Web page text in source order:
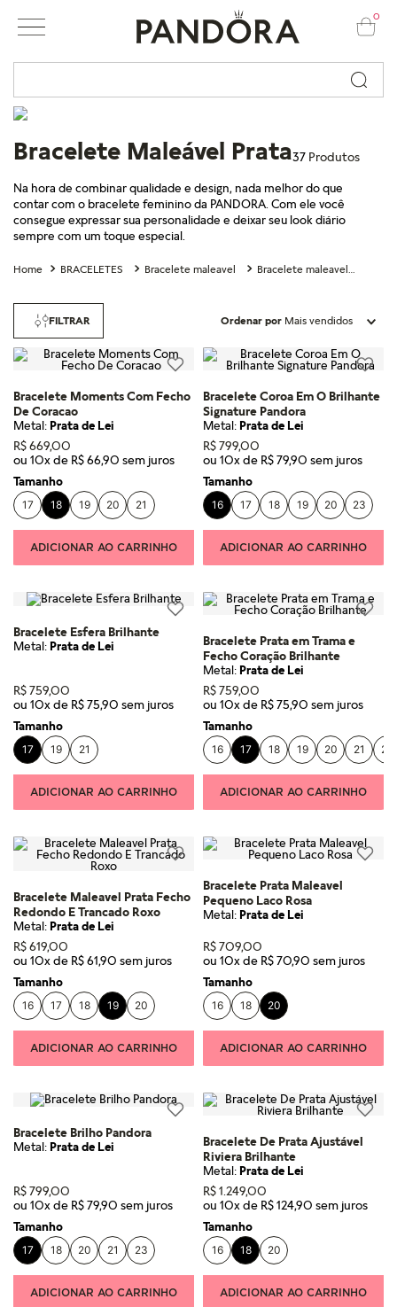
0
Busque por nome ou código...
Bracelete Maleável Prata37 Produtos
Na hora de combinar qualidade e design, nada melhor do que
contar com o bracelete feminino da PANDORA. Com ele você
consegue expressar sua personalidade e deixar seu look diário
sempre com um toque especial.
BRACELETES Bracelete maleavel
FILTRAR Ordenar por Mais vendidos
Bracelete Moments Com Fecho
De Coracao
Metal:Prata de Lei
R$669,00
ou 10x de R$66,90
Tamanho
17 18 19 20 21
ADICIONAR AO CARRINHO
Bracelete Coroa Em O Brilhante
Signature Pandora
Metal:Prata de Lei
R$799,00
ou 10x de R$79,90
Tamanho
16 17 18 19 20 23
ADICIONAR AO CARRINHO
Bracelete Esfera Brilhante
Metal:Prata de Lei
R$759,00
ou 10x de R$75,90
Tamanho
17 19 21
ADICIONAR AO CARRINHO
Bracelete Prata em Trama e
Fecho Coração Brilhante
Metal:Prata de Lei
R$759,00
ou 10x de R$75,90
Tamanho
16 17 18 19 20 21 23
ADICIONAR AO CARRINHO
Bracelete Maleavel Prata Fecho
Redondo E Trancado Roxo
Metal:Prata de Lei
R$619,00
ou 10x de R$61,90
Tamanho
16 17 18 19 20
ADICIONAR AO CARRINHO
Bracelete Prata Maleavel
Pequeno Laco Rosa
Metal:Prata de Lei
R$709,00
ou 10x de R$70,90
Tamanho
16 18 20
ADICIONAR AO CARRINHO
Bracelete Brilho Pandora
Metal:Prata de Lei
R$799,00
ou 10x de R$79,90
Tamanho
17 18 20 21 23
ADICIONAR AO CARRINHO
Bracelete De Prata Ajustável
Riviera Brilhante
Metal:Prata de Lei
R$1 249,00
ou 10x de R$124,90
Tamanho
16 18 20
ADICIONAR AO CARRINHO